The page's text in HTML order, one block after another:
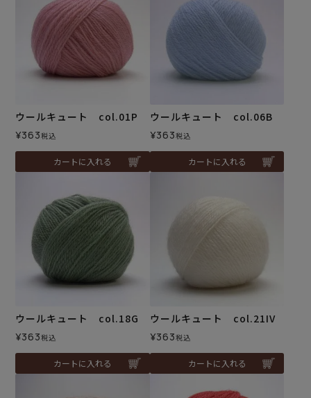
ウールキュート col.01P
¥363税込
カートに入れる
ウールキュート col.06B
¥363税込
カートに入れる
ウールキュート col.18G
¥363税込
カートに入れる
ウールキュート col.21IV
¥363税込
カートに入れる